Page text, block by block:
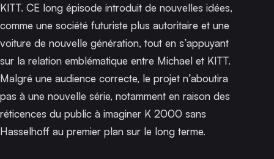
KITT. CE long épisode introduit de nouvelles idées,
comme une société futuriste plus autoritaire et une
voiture de nouvelle génération, tout en s’appuyant
sur la relation emblématique entre Michael et KITT.
Malgré une audience correcte, le projet n’aboutira
pas à une nouvelle série, notamment en raison des
réticences du public à imaginer K 2000 sans
Hasselhoff au premier plan sur le long terme.